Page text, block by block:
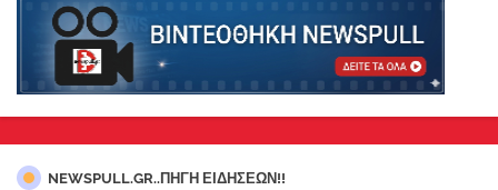
NEWSPULL.GR..ΠΗΓΗ ΕΙΔΗΣΕΩΝ!!